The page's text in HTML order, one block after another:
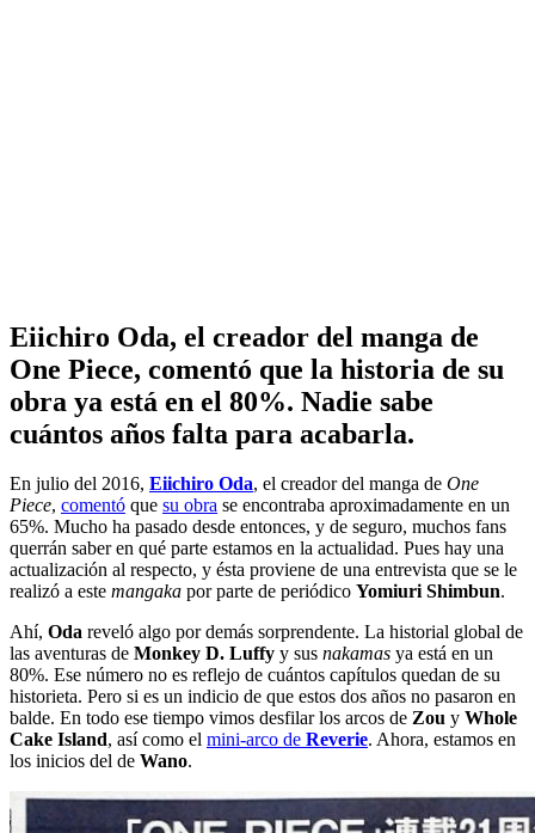
Eiichiro Oda, el creador del manga de
One Piece, comentó que la historia de su
obra ya está en el 80%. Nadie sabe
cuántos años falta para acabarla.
En julio del 2016, Eiichiro Oda, el creador del manga de One
Piece, comentó que su obra se encontraba aproximadamente en un
65%. Mucho ha pasado desde entonces, y de seguro, muchos fans
querrán saber en qué parte estamos en la actualidad. Pues hay una
actualización al respecto, y ésta proviene de una entrevista que se le
realizó a este mangaka por parte de periódico Yomiuri Shimbun.
Ahí, Oda reveló algo por demás sorprendente. La historial global de
las aventuras de Monkey D. Luffy y sus nakamas ya está en un
80%. Ese número no es reflejo de cuántos capítulos quedan de su
historieta. Pero si es un indicio de que estos dos años no pasaron en
balde. En todo ese tiempo vimos desfilar los arcos de Zou y Whole
Cake Island, así como el mini-arco de Reverie. Ahora, estamos en
los inicios del de Wano.